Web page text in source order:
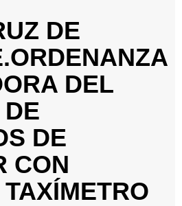
DE
DEL
DE
CON